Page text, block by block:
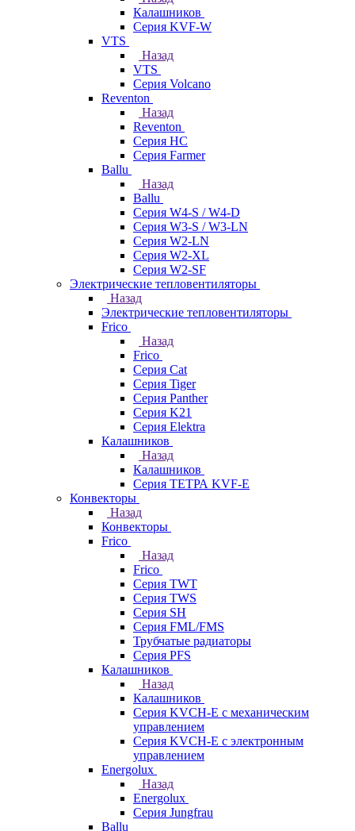
Калашников
Серия KVF-W
VTS
Назад
VTS
Серия Volcano
Reventon
Назад
Reventon
Серия HC
Серия Farmer
Ballu
Назад
Ballu
Серия W4-S / W4-D
Серия W3-S / W3-LN
Серия W2-LN
Серия W2-XL
Серия W2-SF
Электрические тепловентиляторы
Назад
Электрические тепловентиляторы
Frico
Назад
Frico
Серия Cat
Серия Tiger
Серия Panther
Серия K21
Серия Elektra
Калашников
Назад
Калашников
Серия ТЕТРА KVF-E
Конвекторы
Назад
Конвекторы
Frico
Назад
Frico
Серия TWT
Серия TWS
Серия SH
Серия FML/FMS
Трубчатые радиаторы
Серия PFS
Калашников
Назад
Калашников
Серия KVCH-E с механическим
управлением
Серия KVCH-E с электронным
управлением
Energolux
Назад
Energolux
Серия Jungfrau
Ballu